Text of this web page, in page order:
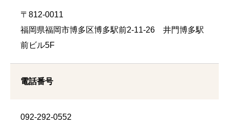
〒812-0011
福岡県福岡市博多区博多駅前2-11-26 井門博多駅
前ビル5F
電話番号
092-292-0552